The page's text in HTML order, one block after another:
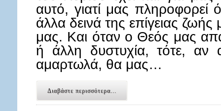
αυτό, γιατί μας πληροφορεί
άλλα δεινά της επίγειας ζωής
μας. Και όταν ο Θεός μας
ή άλλη δυστυχία, τότε, αν
αμαρτωλά, θα μας…
Διαβάστε περισσότερα...